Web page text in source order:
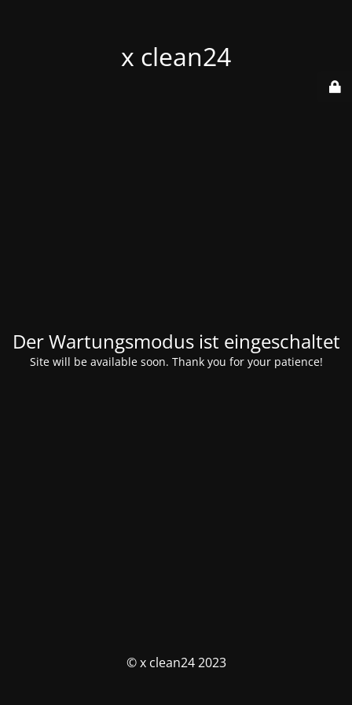
x clean24
Der Wartungsmodus ist eingeschaltet
Site will be available soon. Thank you for your patience!
© x clean24 2023